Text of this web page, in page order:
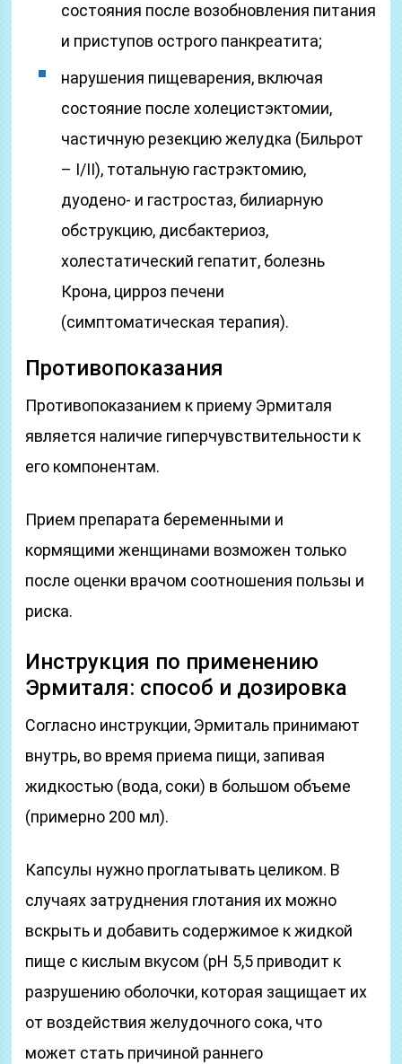
состояния после возобновления питания
и приступов острого панкреатита;
нарушения пищеварения, включая
состояние после холецистэктомии,
частичную резекцию желудка (Бильрот
– I/II), тотальную гастрэктомию,
дуодено- и гастростаз, билиарную
обструкцию, дисбактериоз,
холестатический гепатит, болезнь
Крона, цирроз печени
(симптоматическая терапия).
Противопоказания
Противопоказанием к приему Эрмиталя
является наличие гиперчувствительности к
его компонентам.
Прием препарата беременными и
кормящими женщинами возможен только
после оценки врачом соотношения пользы и
риска.
Инструкция по применению
Эрмиталя: способ и дозировка
Согласно инструкции, Эрмиталь принимают
внутрь, во время приема пищи, запивая
жидкостью (вода, соки) в большом объеме
(примерно 200 мл).
Капсулы нужно проглатывать целиком. В
случаях затруднения глотания их можно
вскрыть и добавить содержимое к жидкой
пище с кислым вкусом (pH 5,5 приводит к
разрушению оболочки, которая защищает их
от воздействия желудочного сока, что
может стать причиной раннего